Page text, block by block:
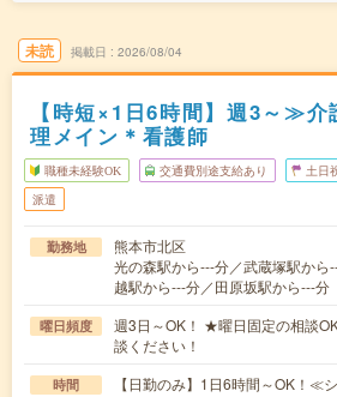
未読 掲載日 2026/08/04
【時短×1日6時間】週3～≫介
理メイン＊看護師
職種未経験OK 交通費別途支給あり 土日
派遣
勤務地
熊本市北区
光の森駅から---分／武蔵塚駅か
越駅から---分／田原坂駅から---分
曜日頻度
週3日～OK！ ★曜日固定の相談
談ください！
時間
【日勤のみ】1日6時間～OK！≪